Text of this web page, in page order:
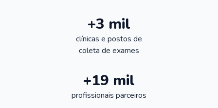
+3 mil
clínicas e postos de
coleta de exames
+19 mil
profissionais parceiros